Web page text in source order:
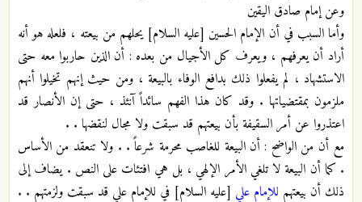
وعن إمام صادق اليقين
وأما السبب في أن الإمام الحسين [عليه السلام] يحلهم من بيعته ، فلعله هو أنه
أراد أن يعرفهم ، ويعرف كل الأجيال من بعده : أن الذين حاربوا معه حتى
الاستشهاد ، لم يفعلوا ذلك بدافع الوفاء بالبيعة ، ومن حيث إنهم تخيلوا أنهم
ملزمون بمقتضياتها . وقد كان هذا الفهم سائداً آنئذ ، حتى إن الأنصار قد
اعتذروا عن أمر السقيفة بأن بيعتهم قد سبقت ولا مجال لنقضها . .
مع أن من الواضح : أن البيعة للغاصب محرمة شرعاً . . ولا تنعقد من الأساس
. كما أن البيعة لا تلغي الأمر الإلهي ، بل هي افتئات على النص . يضاف إلى
ذلك أن بيعتهم للإمام علي [عليه السلام] في للإمام علي قد سبقت ولزمتهم . .